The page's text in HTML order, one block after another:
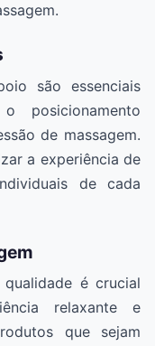
são essenciais
de massagem.
a experiência de
de cada
é crucial
relaxante e
que sejam